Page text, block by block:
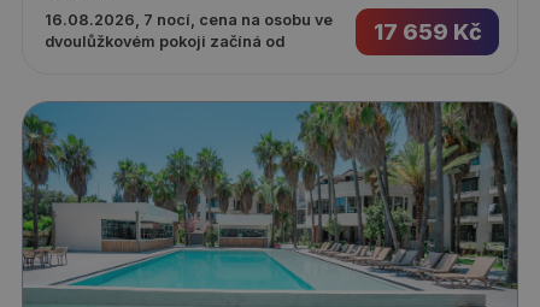
16.08.2026, 7 nocí, cena na osobu ve
dvoulůžkovém pokoji začíná od
17 659 Kč